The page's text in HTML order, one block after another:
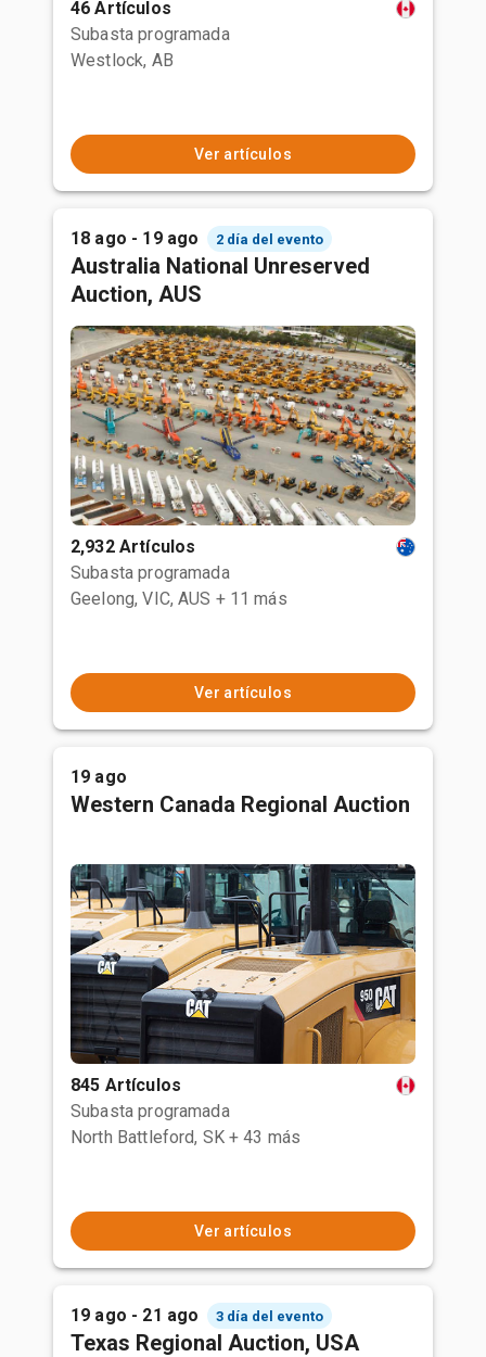
46 Artículos
Subasta programada
Westlock, AB
Ver artículos
18 ago - 19 ago 2 día del evento
Australia National Unreserved
Auction, AUS
2,932 Artículos
Subasta programada
Geelong, VIC, AUS + 11 más
Ver artículos
19 ago
Western Canada Regional Auction
845 Artículos
Subasta programada
North Battleford, SK + 43 más
Ver artículos
19 ago - 21 ago 3 día del evento
Texas Regional Auction, USA